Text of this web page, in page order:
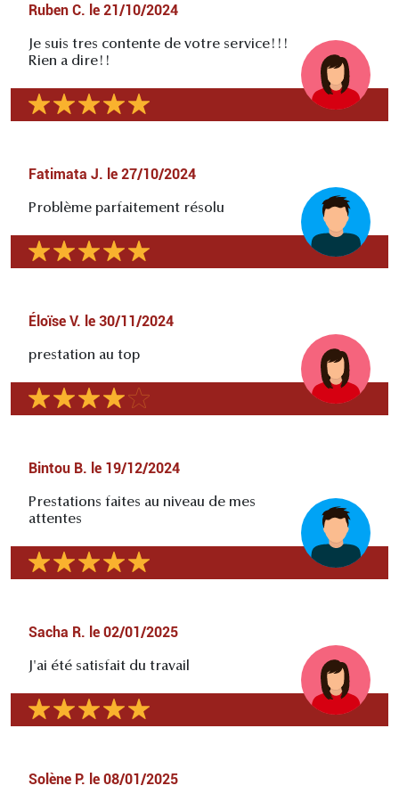
Ruben C. le 21/10/2024
Je suis tres contente de votre service!!!
Rien a dire!!
Fatimata J. le 27/10/2024
Problème parfaitement résolu
Éloïse V. le 30/11/2024
prestation au top
Bintou B. le 19/12/2024
Prestations faites au niveau de mes
attentes
Sacha R. le 02/01/2025
J'ai été satisfait du travail
Solène P. le 08/01/2025